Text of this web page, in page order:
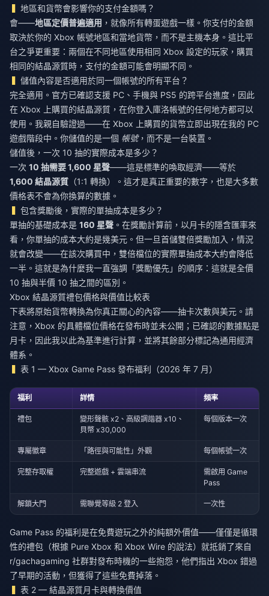
地區和貨幣會影響你的支付金額嗎？
會——地區定價普遍適用 ，就像所有轉蛋遊戲一樣。你支付的金額
取決於你的 Xbox 帳號地區和當地貨幣，而不是主機本身。這比平
台之爭更重要：兩個在不同地區使用相同 Xbox 設定的玩家，購買
相同的結晶源質時，支付的金額可能會明顯不同。
儲值內容是否適用於同一個帳號的所有平台？
完全適用。官方已確認支援 PC、手機與 PS5 的跨平台進度，因此
在 Xbox 上購買的結晶源質，在你登入庫洛帳號的任何地方都可以
使用。我親自驗證過——在 Xbox 上購買的貨幣立即出現在我的 PC
遊戲階段中。你儲值的是一個 帳號，而不是一台裝置。
儲值後，一次 10 抽的實際成本是多少？
一次 10 抽需要 1,600 星聲——這是標準的喚取經濟——等於
1,600 結晶源質 （1:1 轉換）。這才是真正重要的數字，也是大多數
價格表不會為你換算的數據。
包含獎勵後，實際的單抽成本是多少？
單抽的基礎成本是 160 星聲 。在獎勵計算前，以月卡的隱含匯率來
看，你單抽的成本大約是幾美元。但一旦首儲雙倍獎勵加入，情況
就會改變——在該次購買中，雙倍檔位的實際單抽成本大約會降低
一半。這就是為什麼我一直強調「獎勵優先」的順序：這就是全價
10 抽與半價 10 抽之間的區別。
Xbox 結晶源質禮包價格與價值比較表
下表將原始貨幣轉換為你真正關心的內容——抽卡次數與美元。請
注意，Xbox 的具體檔位價格在發布時並未公開；已確認的數據點是
月卡，因此我以此為基準進行計算，並將其餘部分標記為通用經濟
體系。
表 1 — Xbox Game Pass 發布福利（2026 年 7 月）
福利 詳情 頻率
禮包
變形聲骸 x2、高級調諧器 x10、
貝幣 x30,000
每個版本一次
專屬徽章 「路徑與可能性」外觀 每個帳號一次
完整存取權 完整遊戲 + 雲端串流
需啟用 Game
Pass
解鎖大門 需聯覺等級 2 登入 一次性
Game Pass 的福利是在免費遊玩之外的純額外價值——僅僅是循環
性的禮包（根據 Pure Xbox 和 Xbox Wire 的說法）就抵銷了來自
r/gachagaming 社群對發布時機的一些抱怨，他們指出 Xbox 錯過
了早期的活動，但獲得了這些免費掉落。
表 2 — 結晶源質月卡與轉換價值